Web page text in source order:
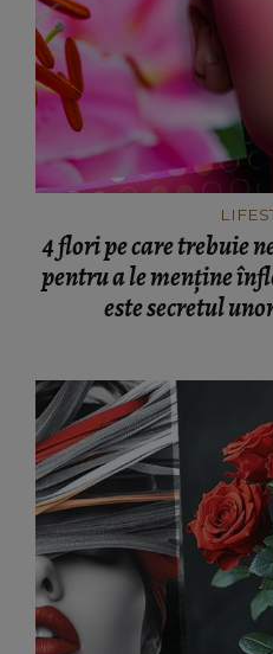
4 flori pe care trebuie
pentru a le menține
este secretul